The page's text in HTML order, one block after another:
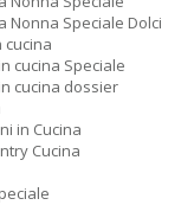
Nonna Speciale Dolci
cucina
cucina Speciale
cucina dossier
in Cucina
Cucina